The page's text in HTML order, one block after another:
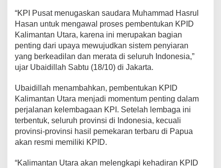
4
d
I
n
d
o
s
i
a
“KPI Pusat menugaskan saudara Muhammad Hasrul
Hasan untuk mengawal proses pembentukan KPID
Kalimantan Utara, karena ini merupakan bagian
penting dari upaya mewujudkan sistem penyiaran
yang berkeadilan dan merata di seluruh Indonesia,”
ujar Ubaidillah Sabtu (18/10) di Jakarta.
Ubaidillah menambahkan, pembentukan KPID
Kalimantan Utara menjadi momentum penting dalam
perjalanan kelembagaan KPI. Setelah lembaga ini
terbentuk, seluruh provinsi di Indonesia, kecuali
provinsi-provinsi hasil pemekaran terbaru di Papua
akan resmi memiliki KPID.
“Kalimantan Utara akan melengkapi kehadiran KPID